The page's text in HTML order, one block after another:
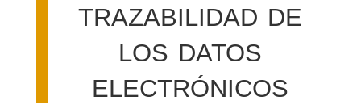
trazabilidad de
los datos
electrónicos